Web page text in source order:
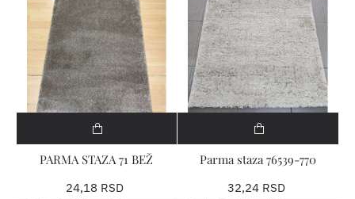
PARMA STAZA 71 BEŽ
24,18 RSD
Parma staza 76539-770
32,24 RSD